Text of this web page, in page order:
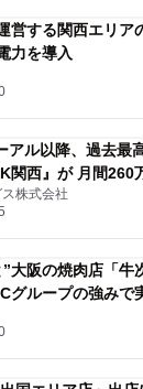
営する関西エリア
力を導入
アル以降、過去最
関西』が 月間260
株式会社
”大阪の焼肉店「
グループの強みで